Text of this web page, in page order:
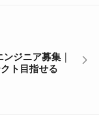
ジニア募集｜
ト目指せる